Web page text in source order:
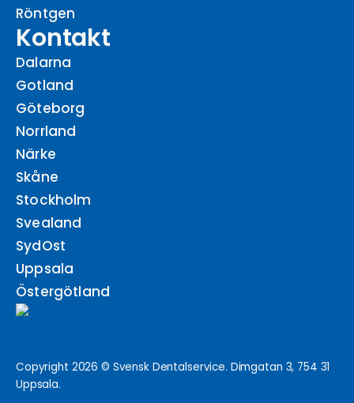
Röntgen
Kontakt
Dalarna
Gotland
Göteborg
Norrland
Närke
Skåne
Stockholm
Svealand
SydOst
Uppsala
Östergötland
Copyright 2026 © Svensk Dentalservice. Dimgatan 3, 754 31
Uppsala.